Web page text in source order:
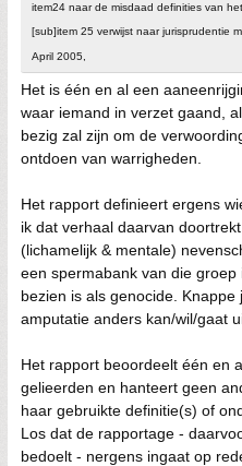
item24 naar de misdaad definities van
[sub]item 25 verwijst naar jurisprudentie
April 2005,
Het is één en al een
waar iemand in verzet gaand,
bezig zal zijn om de
ontdoen van warrigheden.
Het rapport definieert ergens
ik dat verhaal daarvan
(lichamelijk & mentale)
een spermabank van die
bezien is als genocide.
amputatie anders kan/wil/gaat
Het rapport beoordeelt één en
gelieerden en hanteert geen
haar gebruikte definitie(s) of
Los dat de rapportage -
bedoelt - nergens ingaat op